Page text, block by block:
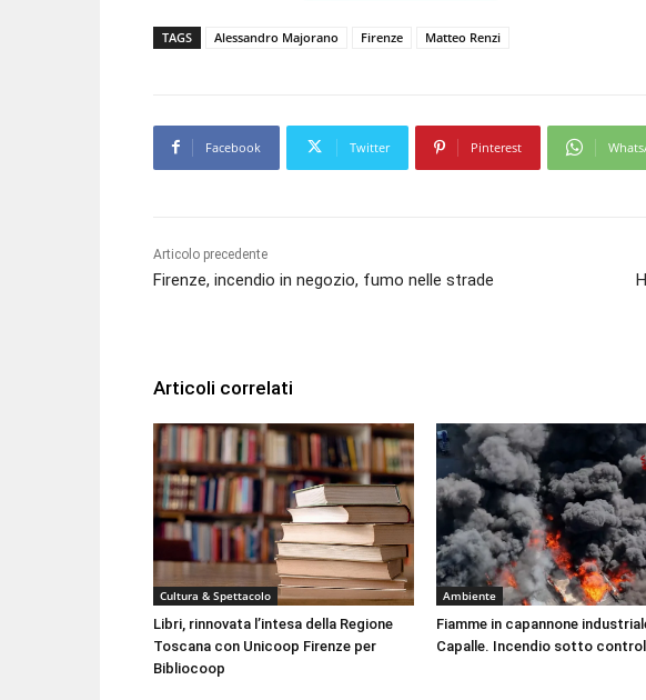
TAGS Alessandro Majorano Firenze Matteo Renzi
Facebook Twitter Pinterest
Articolo precedente
Firenze, incendio in negozio, fumo nelle strade
Articoli correlati
Cultura & Spettacolo
Libri, rinnovata l’intesa della Regione
Toscana con Unicoop Firenze per
Bibliocoop
Ambiente
Fiamme in capannone
Capalle. Incendio sotto